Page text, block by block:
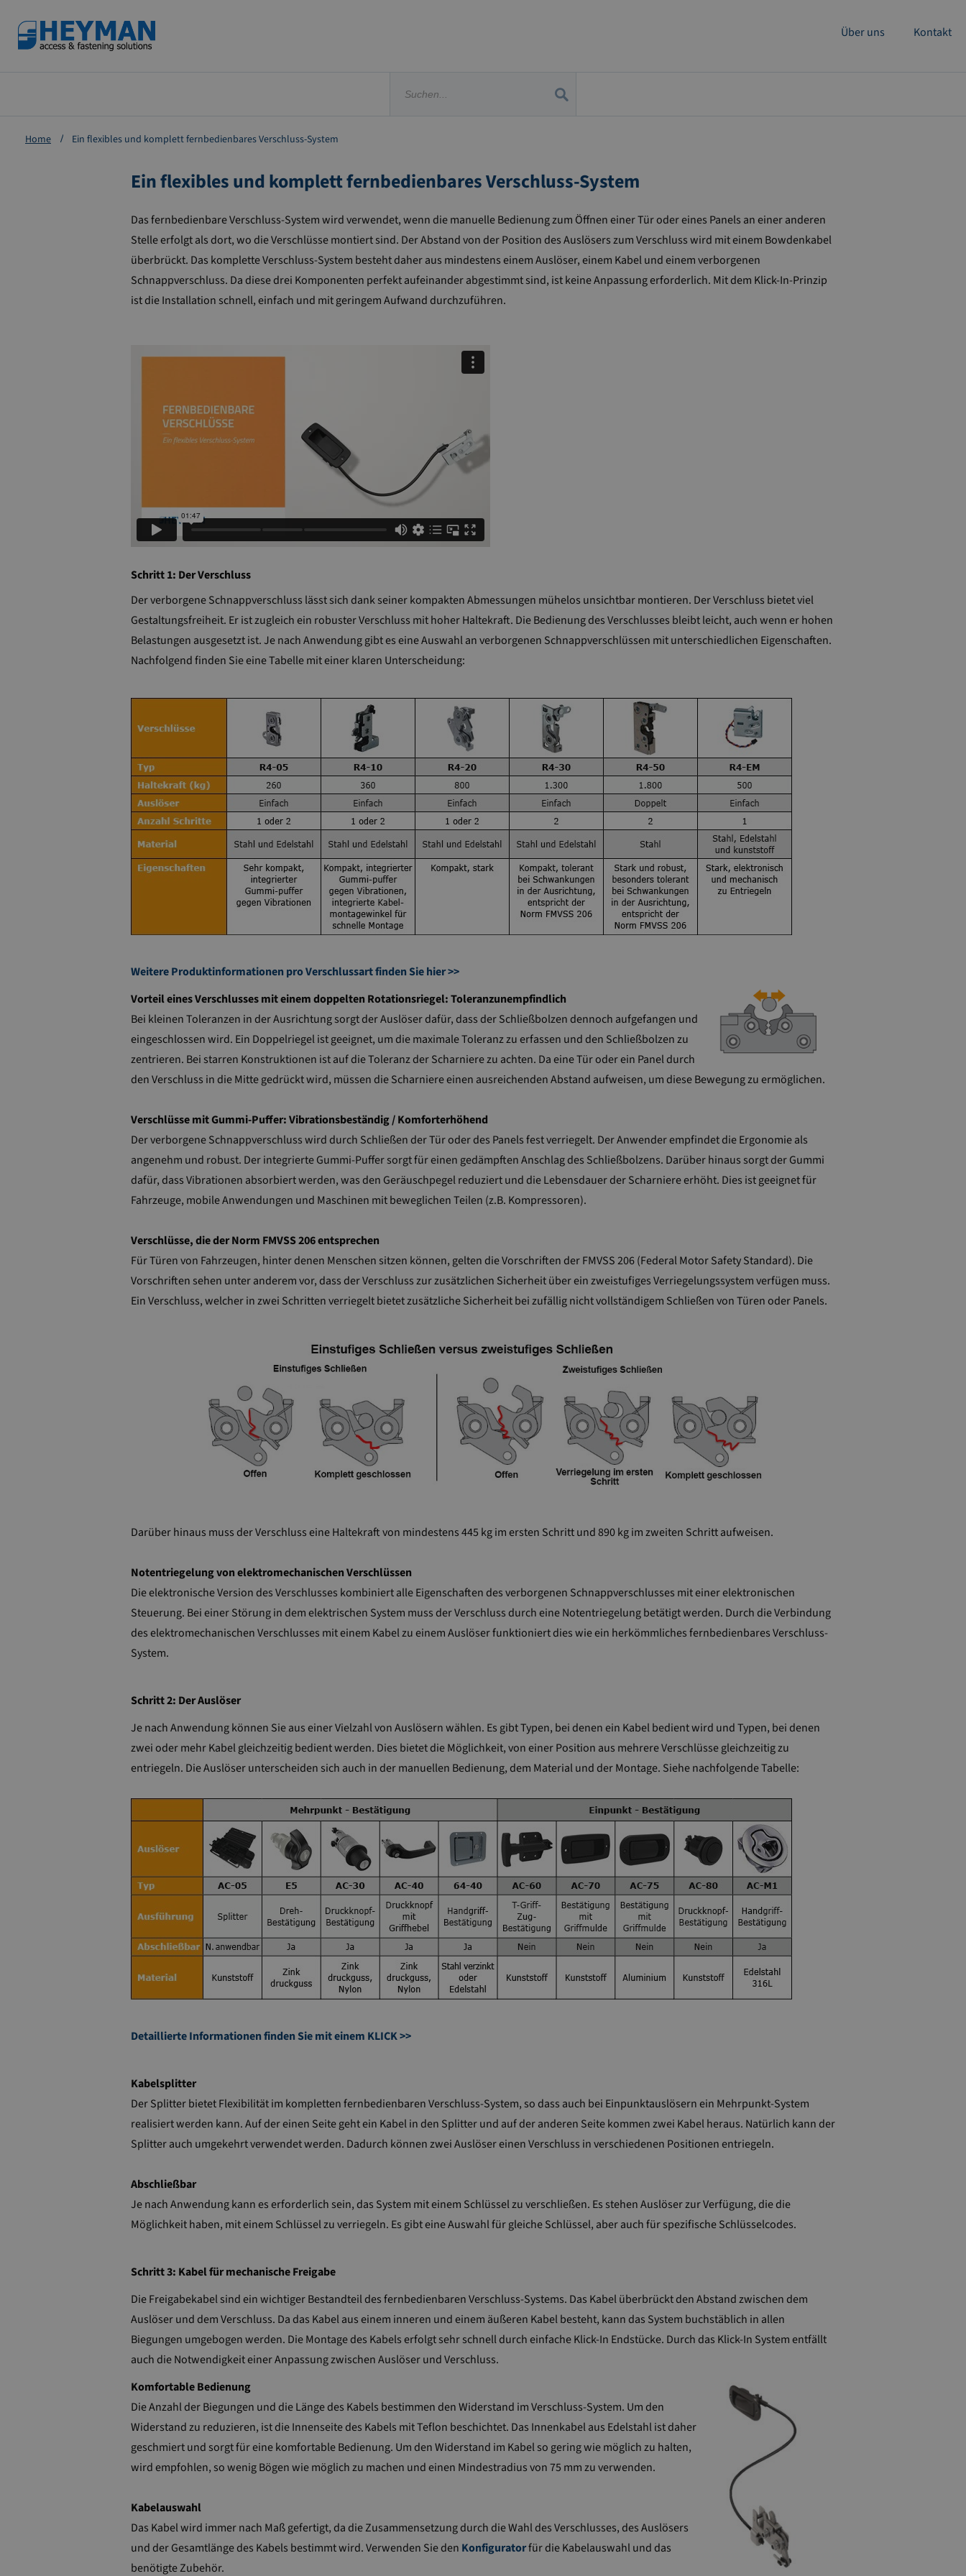
Zum
Über uns Kontakt
Home Ein flexibles und komplett fernbedienbares Verschluss-System
Ein flexibles und komplett fernbedienbares Verschluss-System
Das fernbedienbare Verschluss-System wird verwendet, wenn die manuelle Bedienung zum Öffnen einer Tür oder eines Panels an einer anderen
Stelle erfolgt als dort, wo die Verschlüsse montiert sind. Der Abstand von der Position des Auslösers zum Verschluss wird mit einem Bowdenkabel
überbrückt. Das komplette Verschluss-System besteht daher aus mindestens einem Auslöser, einem Kabel und einem verborgenen
Schnappverschluss. Da diese drei Komponenten perfekt aufeinander abgestimmt sind, ist keine Anpassung erforderlich. Mit dem Klick-In-Prinzip
ist die Installation schnell, einfach und mit geringem Aufwand durchzuführen.
Schritt 1: Der Verschluss
Der verborgene Schnappverschluss lässt sich dank seiner kompakten Abmessungen mühelos unsichtbar montieren. Der Verschluss bietet viel
Gestaltungsfreiheit. Er ist zugleich ein robuster Verschluss mit hoher Haltekraft. Die Bedienung des Verschlusses bleibt leicht, auch wenn er hohen
Belastungen ausgesetzt ist. Je nach Anwendung gibt es eine Auswahl an verborgenen Schnappverschlüssen mit unterschiedlichen Eigenschaften.
Nachfolgend finden Sie eine Tabelle mit einer klaren Unterscheidung:
Weitere Produktinformationen pro Verschlussart finden Sie hier >>
Vorteil eines Verschlusses mit einem doppelten Rotationsriegel: Toleranzunempfindlich
Bei kleinen Toleranzen in der Ausrichtung sorgt der Auslöser dafür, dass der Schließbolzen dennoch aufgefangen und
eingeschlossen wird. Ein Doppelriegel ist geeignet, um die maximale Toleranz zu erfassen und den Schließbolzen zu
zentrieren. Bei starren Konstruktionen ist auf die Toleranz der Scharniere zu achten. Da eine Tür oder ein Panel durch
den Verschluss in die Mitte gedrückt wird, müssen die Scharniere einen ausreichenden Abstand aufweisen, um diese Bewegung zu ermöglichen.
Verschlüsse mit Gummi-Puffer: Vibrationsbeständig / Komforterhöhend
Der verborgene Schnappverschluss wird durch Schließen der Tür oder des Panels fest verriegelt. Der Anwender empfindet die Ergonomie als
angenehm und robust. Der integrierte Gummi-Puffer sorgt für einen gedämpften Anschlag des Schließbolzens. Darüber hinaus sorgt der Gummi
dafür, dass Vibrationen absorbiert werden, was den Geräuschpegel reduziert und die Lebensdauer der Scharniere erhöht. Dies ist geeignet für
Fahrzeuge, mobile Anwendungen und Maschinen mit beweglichen Teilen (z.B. Kompressoren).
Verschlüsse, die der Norm FMVSS 206 entsprechen
Für Türen von Fahrzeugen, hinter denen Menschen sitzen können, gelten die Vorschriften der FMVSS 206 (Federal Motor Safety Standard). Die
Vorschriften sehen unter anderem vor, dass der Verschluss zur zusätzlichen Sicherheit über ein zweistufiges Verriegelungssystem verfügen muss.
Ein Verschluss, welcher in zwei Schritten verriegelt bietet zusätzliche Sicherheit bei zufällig nicht vollständigem Schließen von Türen oder Panels.
Darüber hinaus muss der Verschluss eine Haltekraft von mindestens 445 kg im ersten Schritt und 890 kg im zweiten Schritt aufweisen.
Notentriegelung von elektromechanischen Verschlüssen
Die elektronische Version des Verschlusses kombiniert alle Eigenschaften des verborgenen Schnappverschlusses mit einer elektronischen
Steuerung. Bei einer Störung in dem elektrischen System muss der Verschluss durch eine Notentriegelung betätigt werden. Durch die Verbindung
des elektromechanischen Verschlusses mit einem Kabel zu einem Auslöser funktioniert dies wie ein herkömmliches fernbedienbares Verschluss-
System.
Schritt 2: Der Auslöser
Je nach Anwendung können Sie aus einer Vielzahl von Auslösern wählen. Es gibt Typen, bei denen ein Kabel bedient wird und Typen, bei denen
zwei oder mehr Kabel gleichzeitig bedient werden. Dies bietet die Möglichkeit, von einer Position aus mehrere Verschlüsse gleichzeitig zu
entriegeln. Die Auslöser unterscheiden sich auch in der manuellen Bedienung, dem Material und der Montage. Siehe nachfolgende Tabelle:
Detaillierte Informationen finden Sie mit einem KLICK >>
Kabelsplitter
Der Splitter bietet Flexibilität im kompletten fernbedienbaren Verschluss-System, so dass auch bei Einpunktauslösern ein Mehrpunkt-System
realisiert werden kann. Auf der einen Seite geht ein Kabel in den Splitter und auf der anderen Seite kommen zwei Kabel heraus. Natürlich kann der
Splitter auch umgekehrt verwendet werden. Dadurch können zwei Auslöser einen Verschluss in verschiedenen Positionen entriegeln.
Abschließbar
Je nach Anwendung kann es erforderlich sein, das System mit einem Schlüssel zu verschließen. Es stehen Auslöser zur Verfügung, die die
Möglichkeit haben, mit einem Schlüssel zu verriegeln. Es gibt eine Auswahl für gleiche Schlüssel, aber auch für spezifische Schlüsselcodes.
Schritt 3: Kabel für mechanische Freigabe
Die Freigabekabel sind ein wichtiger Bestandteil des fernbedienbaren Verschluss-Systems. Das Kabel überbrückt den Abstand zwischen dem
Auslöser und dem Verschluss. Da das Kabel aus einem inneren und einem äußeren Kabel besteht, kann das System buchstäblich in allen
Biegungen umgebogen werden. Die Montage des Kabels erfolgt sehr schnell durch einfache Klick-In Endstücke. Durch das Klick-In System entfällt
auch die Notwendigkeit einer Anpassung zwischen Auslöser und Verschluss.
Komfortable Bedienung
Die Anzahl der Biegungen und die Länge des Kabels bestimmen den Widerstand im Verschluss-System. Um den
Widerstand zu reduzieren, ist die Innenseite des Kabels mit Teflon beschichtet. Das Innenkabel aus Edelstahl ist daher
geschmiert und sorgt für eine komfortable Bedienung. Um den Widerstand im Kabel so gering wie möglich zu halten,
wird empfohlen, so wenig Bögen wie möglich zu machen und einen Mindestradius von 75 mm zu verwenden.
Kabelauswahl
Das Kabel wird immer nach Maß gefertigt, da die Zusammensetzung durch die Wahl des Verschlusses, des Auslösers
und der Gesamtlänge des Kabels bestimmt wird. Verwenden Sie den Konfiguratorfür die Kabelauswahl und das
benötigte Zubehör.